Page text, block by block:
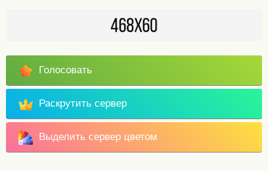
Голосовать
Раскрутить сервер
Выделить сервер цветом